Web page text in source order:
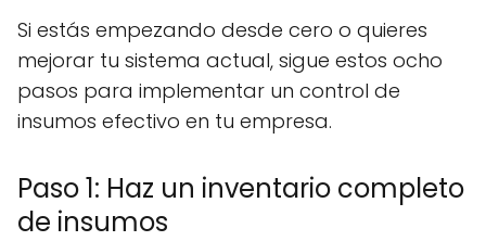
Si estás empezando desde cero o quieres
mejorar tu sistema actual, sigue estos ocho
pasos para implementar un control de
insumos efectivo en tu empresa.
Paso 1: Haz un inventario completo
de insumos